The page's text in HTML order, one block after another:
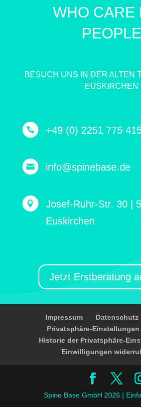
WHO CARE
PEOPLE
BESUCH UNS IN DER ALTEN
EUSKIRCHEN
 +49 (0) 2251 775
 info@spinebase.de

Josef-Ruhr-Str. 30 |
Euskirchen
Jetzt Erstberatung
Impressum Datenschutz
Privatsphäre-Einstellungen
Historie der Privatsphäre-
Einwilligungen
Spine Base GmbH 2026 |